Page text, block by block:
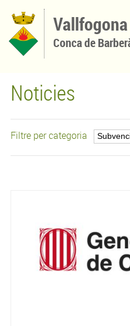
Conca de
Noticies
Filtre per categoria